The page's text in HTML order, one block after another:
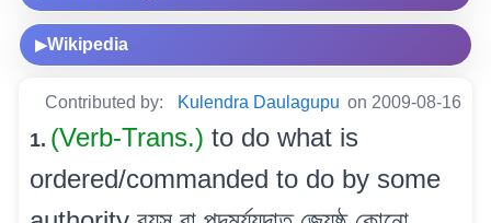
▶Wikipedia
Contributed by: Kulendra Daulagupu on 2009-08-16
1. (Verb-Trans.) to do what is
ordered/commanded to do by some